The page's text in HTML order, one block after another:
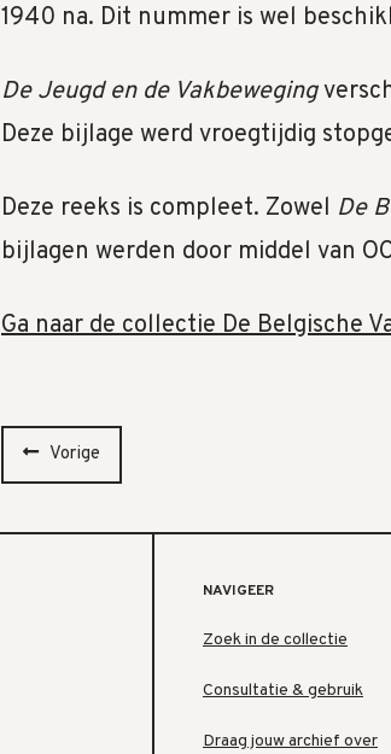
1940 na. Dit nummer is wel
De Jeugd en de Vakbeweging
Deze bijlage werd vroegtijdig
Deze reeks is compleet. Zowel De
bijlagen werden door middel van
Ga naar de collectie De Belgische
Vorige
NAVIGEER
Zoek in de collectie
Consultatie & gebruik
Draag jouw archief over